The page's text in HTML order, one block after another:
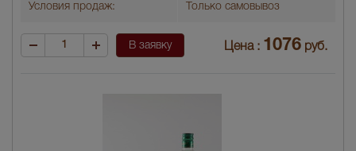
Условия продаж: Только самовывоз
В заявку Цена : 1076 руб.